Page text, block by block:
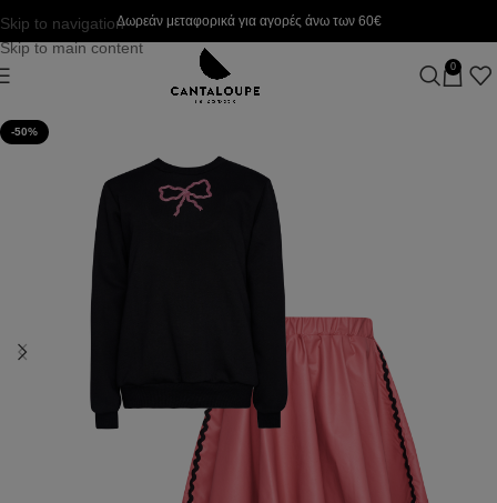
Skip to navigation
Skip to main content
Δωρεάν μεταφορικά για αγορές άνω των 60€
0
-50%